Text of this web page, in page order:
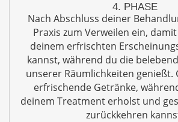
4. PHASE
Nach Abschluss deiner
Praxis zum Verweilen ein,
deinem erfrischten
kannst, während du die
unserer Räumlichkeiten genießt.
erfrischende Getränke,
deinem Treatment erholst und
zurückkehren